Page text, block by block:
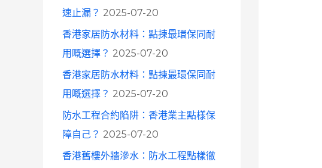
速止漏？ 2025-07-20
香港家居防水材料：點揀最環保同耐
用嘅選擇？ 2025-07-20
香港家居防水材料：點揀最環保同耐
用嘅選擇？ 2025-07-20
防水工程合約陷阱：香港業主點樣保
障自己？ 2025-07-20
香港舊樓外牆滲水：防水工程點樣徹